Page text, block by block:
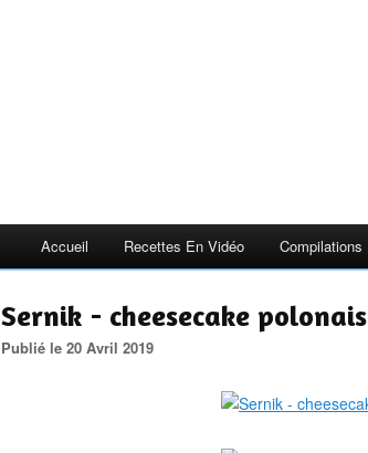
Accueil Recettes En Vidéo Compilations
Sernik - cheesecake polonais
Publié le 20 Avril 2019